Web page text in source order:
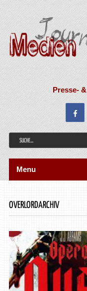
Presse-
Menu
OVERLORDARCHIV